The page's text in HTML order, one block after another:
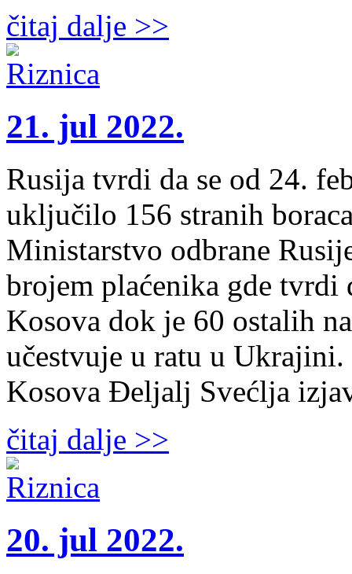
čitaj dalje >>
21. jul 2022.
Rusija tvrdi da se od 24.
uključilo 156 stranih
Ministarstvo odbrane
brojem plaćenika gde tvrdi
Kosova dok je 60 ostalih
učestvuje u ratu u
Kosova Đeljalj Svećlja
čitaj dalje >>
20. jul 2022.